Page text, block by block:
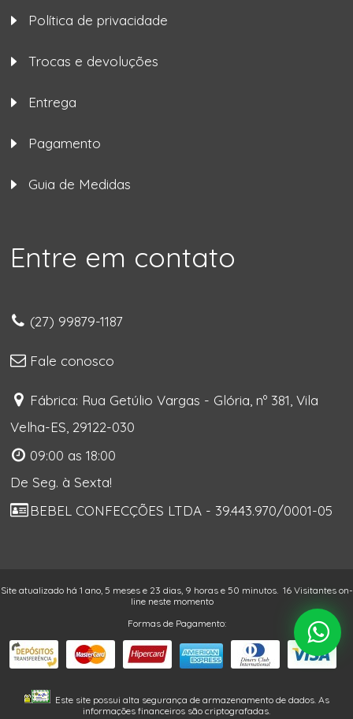
Política de privacidade
Trocas e devoluções
Entrega
Pagamento
Guia de Medidas
Entre em contato
(27) 99879-1187
Fale conosco
Fábrica: Rua Getúlio Vargas - Glória, nº 381, Vila
Velha-ES, 29122-030
09:00 as 18:00
De Seg. à Sexta!
BEBEL CONFECÇÕES LTDA - 39.443.970/0001-05
Site atualizado há 1 ano, 5 meses e 23 dias, 9 horas e 50 minutos. 16 Visitantes on-
line neste momento
Formas de Pagamento:
Este site possui alta segurança de armazenamento de dados. As
informações financeiros são criptografadas.